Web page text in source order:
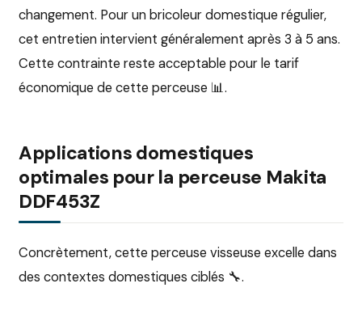
changement. Pour un bricoleur domestique régulier,
cet entretien intervient généralement après 3 à 5 ans.
Cette contrainte reste acceptable pour le tarif
économique de cette perceuse 📊.
Applications domestiques
optimales pour la perceuse Makita
DDF453Z
Concrètement, cette perceuse visseuse excelle dans
des contextes domestiques ciblés 🔧.